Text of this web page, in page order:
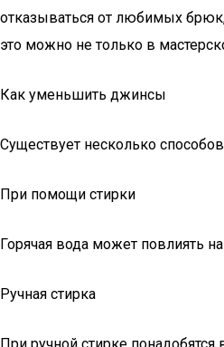
отказываться от любимых
это можно не только в
Как уменьшить джинсы
Существует несколько
При помощи стирки
Горячая вода может повлиять
Ручная стирка